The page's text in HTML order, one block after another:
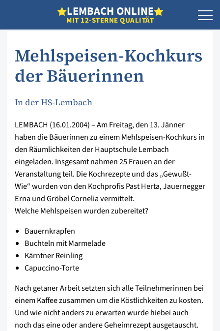
LEMBACH ONLINE
MIT 12-STERNE QUALITÄT
Mehlspeisen-Kochkurs
der Bäuerinnen
In der HS-Lembach
LEMBACH (16.01.2004) – Am Freitag, den 13. Jänner
haben die Bäuerinnen zu einem Mehlspeisen-Kochkurs in
den Räumlichkeiten der Hauptschule Lembach
eingeladen. Insgesamt nahmen 25 Frauen an der
Veranstaltung teil. Die Kochrezepte und das „Gewußt-
Wie“ wurden von den Kochprofis Past Herta, Jauernegger
Erna und Gröbel Cornelia vermittelt.
Welche Mehlspeisen wurden zubereitet?
Bauernkrapfen
Buchteln mit Marmelade
Kärntner Reinling
Capuccino-Torte
Nach getaner Arbeit setzten sich alle Teilnehmerinnen bei
einem Kaffee zusammen um die Köstlichkeiten zu kosten.
Und wie nicht anders zu erwarten wurde hiebei auch
noch das eine oder andere Geheimrezept ausgetauscht.